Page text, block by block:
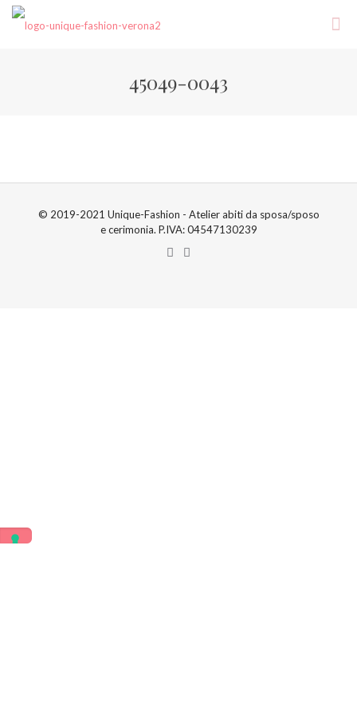
45049-0043
© 2019-2021 Unique-Fashion - Atelier abiti da sposa/sposo
e cerimonia. P.IVA: 04547130239